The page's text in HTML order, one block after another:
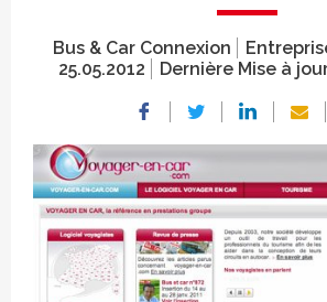
Bus & Car Connexion
25.05.2012
Dernière Mise à